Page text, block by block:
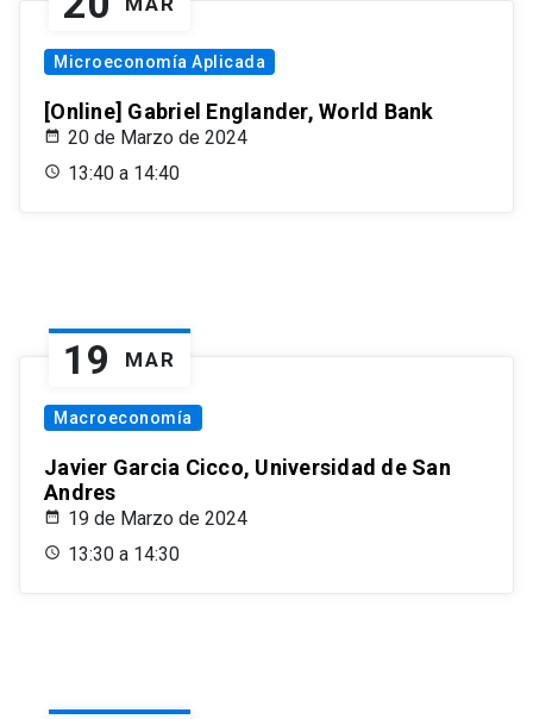
Microeconomía Aplicada
[Online] Gabriel Englander, World Bank
20 de Marzo de 2024
13:40 a 14:40
19 MAR
Macroeconomía
Javier Garcia Cicco, Universidad de San
Andres
19 de Marzo de 2024
13:30 a 14:30